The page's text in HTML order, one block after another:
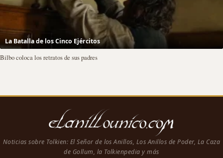
La Batalla de los Cinco Ejércitos
Bilbo coloca los retratos de sus padres
Noticias sobre Tolkien: El Señor de los Anillos, Los Anillos de Poder, La Caza
de Gollum, la Tolkienpedia y más